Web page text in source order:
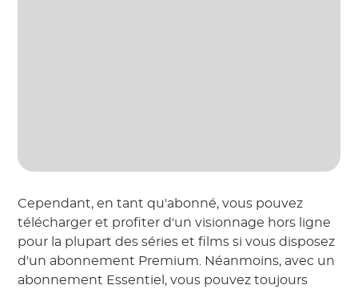
Cependant, en tant qu'abonné, vous pouvez
télécharger et profiter d'un visionnage hors ligne
pour la plupart des séries et films si vous disposez
d'un abonnement Premium. Néanmoins, avec un
abonnement Essentiel, vous pouvez toujours